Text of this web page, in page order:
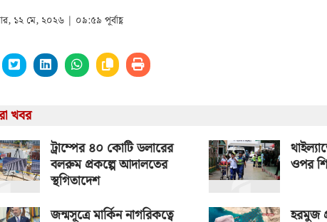
১২ মে, ২০২৬ | ০৯:৫৯ পূর্বাহ্ণ
খবর
ট্রাম্পের ৪০ কোটি ডলারের
বলরুম প্রকল্পে আদালতের
স্থগিতাদেশ
ওপর
জন্মসূত্রে মার্কিন নাগরিকত্বে হরমুজ